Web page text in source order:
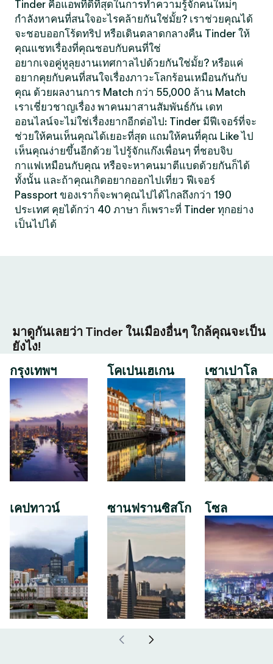
Tinder คือแอพที่ดีที่สุดในการทำความรู้จักคนใหม่ๆ
กำลังหาคนที่สนใจอะไรคล้ายกันใช่มั้ย? เราช่วยคุณได้
จะชอบออกโร้ดทริป หรือเดินตลาดกลางคืน Tinder ให้
คุณแชทเรื่องที่คุณชอบกับคนที่ใช่
อยากเจอคู่หูลุยงานเทศกาลไปด้วยกันใช่มั้ย? หรือแค่
อยากคุยกับคนที่สนใจเรื่องภาวะโลกร้อนเหมือนกันกับ
คุณ ด้วยผลงานการ Match กว่า 55,000 ล้าน Match
เราเชี่ยวชาญเรื่อง พาคนมาสานสัมพันธ์กัน เดท
ออนไลน์จะไม่ใช่เรื่องยากอีกต่อไป: Tinder มีฟีเจอร์ที่จะ
ช่วยให้คนเห็นคุณได้เยอะที่สุด แถมให้คนที่คุณ Like ไป
เห็นคุณง่ายขึ้นอีกด้วย ไปรู้จักแก๊งเพื่อนๆ ที่ชอบจิบ
กาแฟเหมือนกับคุณ หรือจะหาคนมาตีแบดด้วยกันก็ได้
ทั้งนั้น และถ้าคุณเกิดอยากออกไปเที่ยว ฟีเจอร์
Passport ของเราก็จะพาคุณไปได้ไกลถึงกว่า 190
ประเทศ คุยได้กว่า 40 ภาษา ก็เพราะที่ Tinder ทุกอย่าง
เป็นไปได้
มาดูกันเลยว่า Tinder ในเมืองอื่นๆ ใกล้คุณจะเป็น
ยังไง!
กรุงเทพฯ
เคปทาวน์
โคเปนเฮเกน
ซานฟรานซิสโก
เซาเปาโล
โซล